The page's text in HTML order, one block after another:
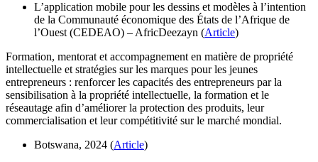
L’application mobile pour les dessins et modèles à l’intention
de la Communauté économique des États de l’Afrique de
l’Ouest (CEDEAO) – AfricDeezayn (Article)
Formation, mentorat et accompagnement en matière de propriété
intellectuelle et stratégies sur les marques pour les jeunes
entrepreneurs : renforcer les capacités des entrepreneurs par la
sensibilisation à la propriété intellectuelle, la formation et le
réseautage afin d’améliorer la protection des produits, leur
commercialisation et leur compétitivité sur le marché mondial.​​​​​​
Botswana, 2024 (Article)